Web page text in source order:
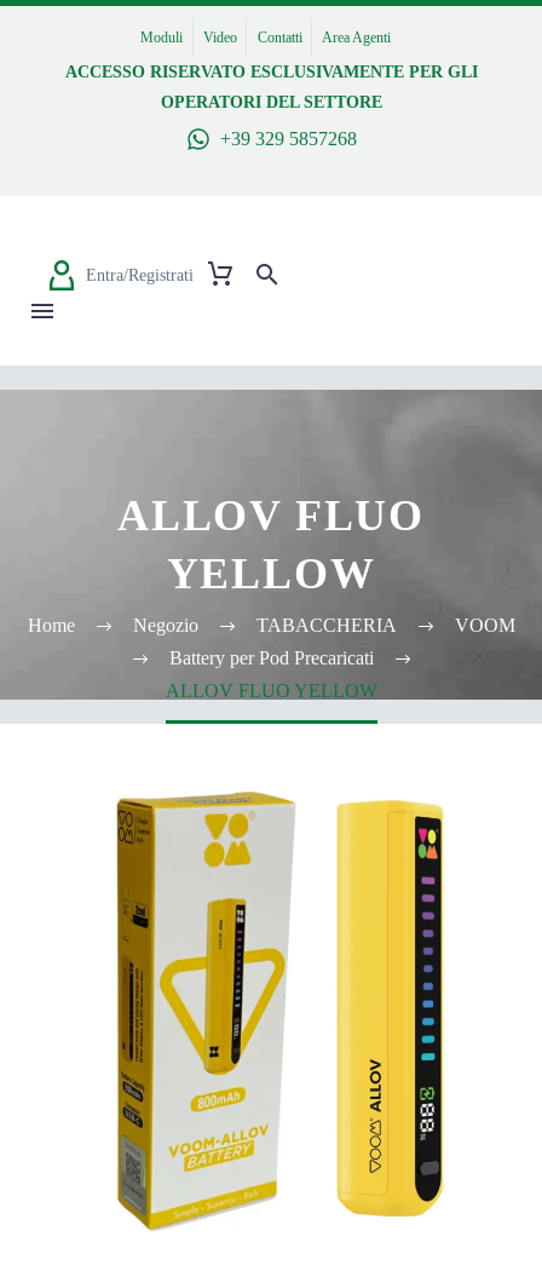
Moduli Video Contatti Area Agenti
ACCESSO RISERVATO ESCLUSIVAMENTE PER GLI
OPERATORI DEL SETTORE
+39 329 5857268
Entra/Registrati
ALLOV FLUO
YELLOW
Home Negozio TABACCHERIA
VOOM
Battery per Pod Precaricati
ALLOV FLUO YELLOW